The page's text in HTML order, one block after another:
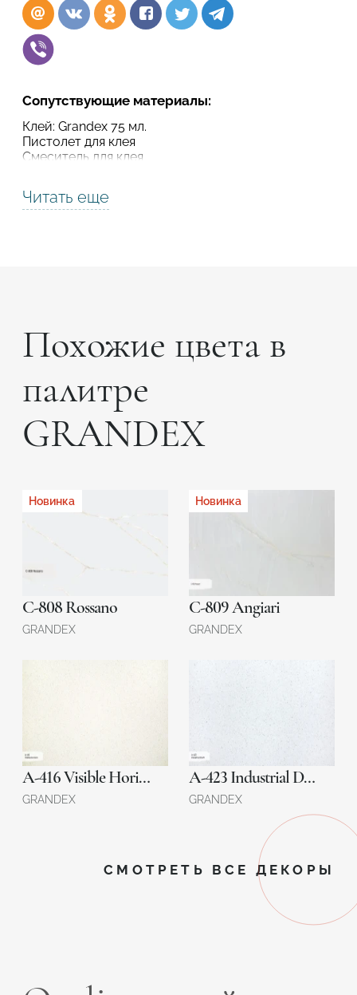
Сопутствующие материалы:
Клей: Grandex 75 мл.
Пистолет для клея
Смеситель для клея
Читать еще
Похожие цвета в
палитре
GRANDEX
Новинка
C-808 Rossano
GRANDEX
Новинка
C-809 Angiari
GRANDEX
A-416 Visible Horizon
GRANDEX
A-423 Industrial Draft
GRANDEX
СМОТРЕТЬ ВСЕ ДЕКОРЫ
ОТПРАВИТЬ ПРОЕКТ
ОТПРАВИТЬ